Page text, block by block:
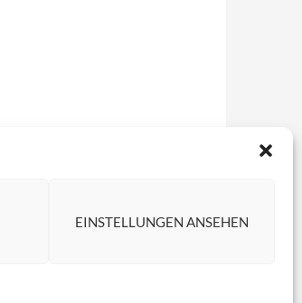
EINSTELLUNGEN ANSEHEN